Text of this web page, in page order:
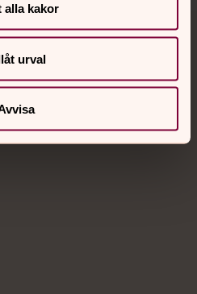
alla kakor
urval
Prata eller chatta anonymt
nätter.